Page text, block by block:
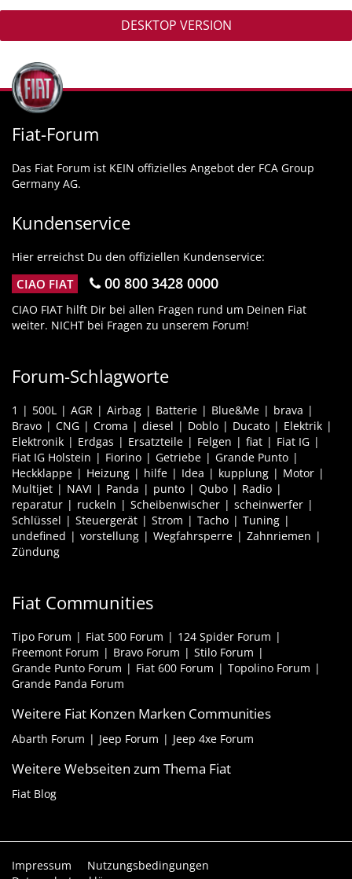
DESKTOP VERSION
Fiat-Forum
Das Fiat Forum ist KEIN offizielles Angebot der FCA Group
Germany AG.
Kundenservice
Hier erreichst Du den offiziellen Kundenservice:
CIAO FIAT 00 800 3428 0000
CIAO FIAT hilft Dir bei allen Fragen rund um Deinen Fiat
weiter. NICHT bei Fragen zu unserem Forum!
Forum-Schlagworte
1 500L AGR Airbag Batterie Blue&Me
brava
Bravo
CNG Croma diesel Doblo Ducato
Elektrik
Elektronik
Erdgas Ersatzteile Felgen fiat
Fiat IG
Fiat IG Holstein
Fiorino Getriebe
Grande Punto
Heckklappe
Heizung hilfe Idea kupplung
Motor
Multijet
NAVI Panda punto Qubo
Radio
reparatur
ruckeln Scheibenwischer
scheinwerfer
Schlüssel
Steuergerät Strom Tacho
Tuning
undefined
vorstellung Wegfahrsperre
Zahnriemen
Zündung
Fiat Communities
Tipo Forum Fiat 500 Forum
124 Spider Forum
Freemont Forum
Bravo Forum
Stilo Forum
Grande Punto Forum
Fiat 600 Forum
Topolino Forum
Grande Panda Forum
Weitere Fiat Konzen Marken Communities
Abarth Forum Jeep Forum Jeep 4xe Forum
Weitere Webseiten zum Thema Fiat
Fiat Blog
Impressum
Nutzungsbedingungen